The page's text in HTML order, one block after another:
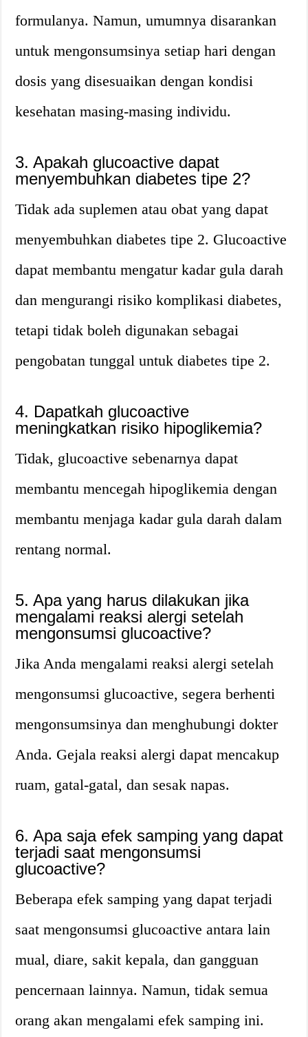
formulanya. Namun, umumnya disarankan
untuk mengonsumsinya setiap hari dengan
dosis yang disesuaikan dengan kondisi
kesehatan masing-masing individu.
3. Apakah glucoactive dapat
menyembuhkan diabetes tipe 2?
Tidak ada suplemen atau obat yang dapat
menyembuhkan diabetes tipe 2. Glucoactive
dapat membantu mengatur kadar gula darah
dan mengurangi risiko komplikasi diabetes,
tetapi tidak boleh digunakan sebagai
pengobatan tunggal untuk diabetes tipe 2.
4. Dapatkah glucoactive
meningkatkan risiko hipoglikemia?
Tidak, glucoactive sebenarnya dapat
membantu mencegah hipoglikemia dengan
membantu menjaga kadar gula darah dalam
rentang normal.
5. Apa yang harus dilakukan jika
mengalami reaksi alergi setelah
mengonsumsi glucoactive?
Jika Anda mengalami reaksi alergi setelah
mengonsumsi glucoactive, segera berhenti
mengonsumsinya dan menghubungi dokter
Anda. Gejala reaksi alergi dapat mencakup
ruam, gatal-gatal, dan sesak napas.
6. Apa saja efek samping yang dapat
terjadi saat mengonsumsi
glucoactive?
Beberapa efek samping yang dapat terjadi
saat mengonsumsi glucoactive antara lain
mual, diare, sakit kepala, dan gangguan
pencernaan lainnya. Namun, tidak semua
orang akan mengalami efek samping ini.